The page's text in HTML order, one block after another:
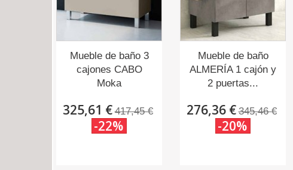
Mueble de baño 3
cajones CABO
Moka
325,61 € 417,45 €
-22%
Mueble de baño
ALMERÍA 1 cajón y
2 puertas...
276,36 € 345,46 €
-20%